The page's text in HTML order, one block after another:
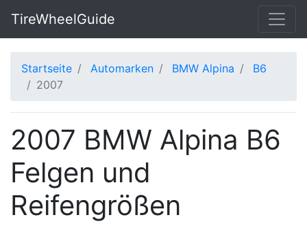
TireWheelGuide
Startseite Automarken BMW Alpina
B6
2007
2007 BMW Alpina B6
Felgen und
Reifengrößen